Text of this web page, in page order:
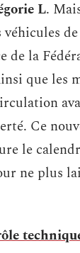
L.
véhicules
de la
que les
Ce
le
ne plus